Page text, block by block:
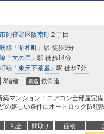
阿倍野区阪南町 ２丁目
線 「 昭和町 」駅 徒歩9分
「 文の里 」駅 徒歩14分
線 「 東天下茶屋 」駅 徒歩7分
3階建 構造 鉄骨造
築マンション！エアコン全部屋完
の嬉しい条件にオートロック防犯
礼金 間取り 面積